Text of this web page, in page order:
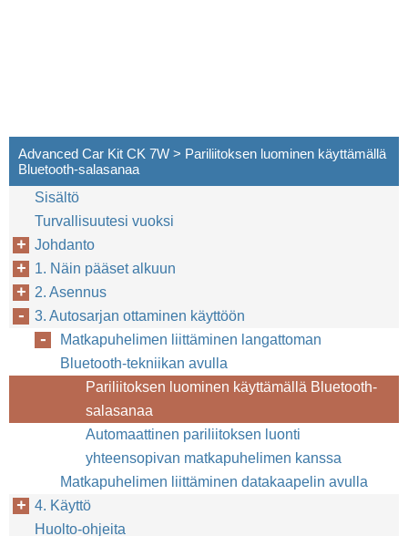
Advanced Car Kit CK 7W > Pariliitoksen luominen käyttämällä
Bluetooth-salasanaa
Sisältö
Turvallisuutesi vuoksi
Johdanto
1. Näin pääset alkuun
2. Asennus
3. Autosarjan ottaminen käyttöön
Matkapuhelimen liittäminen langattoman
Bluetooth-tekniikan avulla
Pariliitoksen luominen käyttämällä Bluetooth-
salasanaa
Automaattinen pariliitoksen luonti
yhteensopivan matkapuhelimen kanssa
Matkapuhelimen liittäminen datakaapelin avulla
4. Käyttö
Huolto-ohjeita